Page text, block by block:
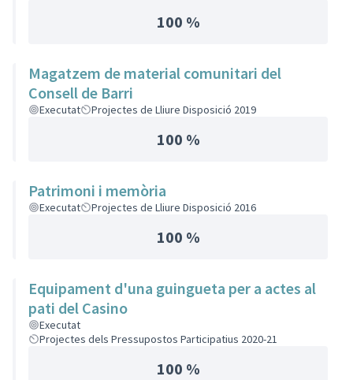
100 %
Magatzem de material comunitari del
Consell de Barri
Executat Projectes de Lliure Disposició 2019
100 %
Patrimoni i memòria
Executat Projectes de Lliure Disposició 2016
100 %
Equipament d'una guingueta per a actes al
pati del Casino
Executat
Projectes dels Pressupostos Participatius 2020-21
100 %